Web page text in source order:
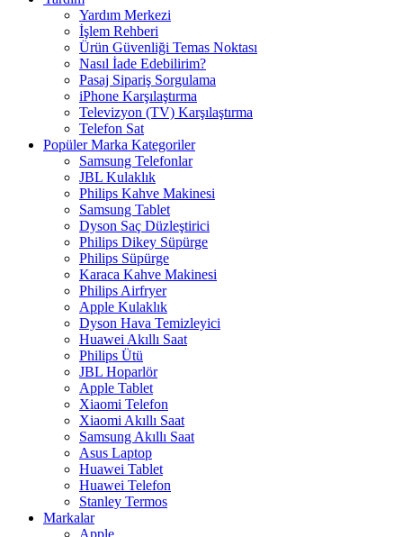
Yardım Merkezi
İşlem Rehberi
Ürün Güvenliği Temas Noktası
Nasıl İade Edebilirim?
Pasaj Sipariş Sorgulama
iPhone Karşılaştırma
Televizyon (TV) Karşılaştırma
Telefon Sat
Popüler Marka Kategoriler
Samsung Telefonlar
JBL Kulaklık
Philips Kahve Makinesi
Samsung Tablet
Dyson Saç Düzleştirici
Philips Dikey Süpürge
Philips Süpürge
Karaca Kahve Makinesi
Philips Airfryer
Apple Kulaklık
Dyson Hava Temizleyici
Huawei Akıllı Saat
Philips Ütü
JBL Hoparlör
Apple Tablet
Xiaomi Telefon
Xiaomi Akıllı Saat
Samsung Akıllı Saat
Asus Laptop
Huawei Tablet
Huawei Telefon
Stanley Termos
Markalar